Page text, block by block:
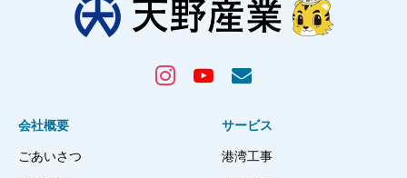
会社概要
ごあいさつ
サービス
港湾工事